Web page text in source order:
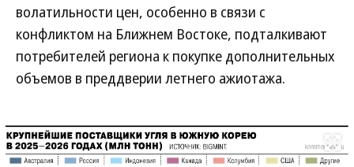
волатильности цен, особенно в связи с
конфликтом на Ближнем Востоке, подталкивают
потребителей региона к покупке дополнительных
объемов в преддверии летнего ажиотажа.
Развернуть